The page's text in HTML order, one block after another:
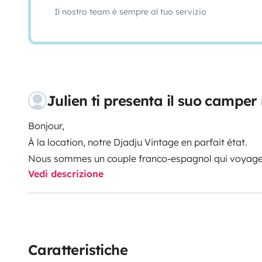
Il nostro team è sempre al tuo servizio
Julien ti presenta il suo
Bonjour,
À la location, notre Djadju Vintage en parfait état.
Nous sommes un couple franco-espagnol qui
Première fois à la location depuis octobre , notre
plaisir, plutôt que de le laisser dormir dans le garage.
de votre road trip. Autonomie totale niveau
Vedi descrizione
Caratteristiche